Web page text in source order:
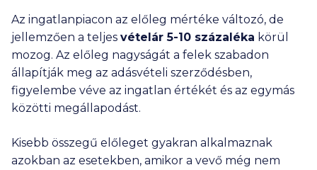
Az ingatlanpiacon az előleg mértéke változó, de
jellemzően a teljes vételár 5-10 százaléka körül
mozog. Az előleg nagyságát a felek szabadon
állapítják meg az adásvételi szerződésben,
figyelembe véve az ingatlan értékét és az egymás
közötti megállapodást.
Kisebb összegű előleget gyakran alkalmaznak
azokban az esetekben, amikor a vevő még nem